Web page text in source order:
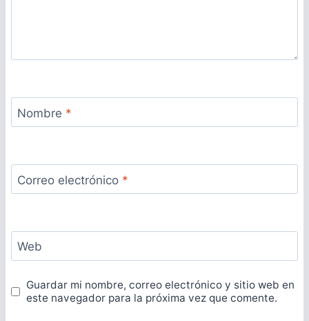
Nombre *
Correo electrónico *
Web
Guardar mi nombre, correo electrónico y sitio web en
este navegador para la próxima vez que comente.